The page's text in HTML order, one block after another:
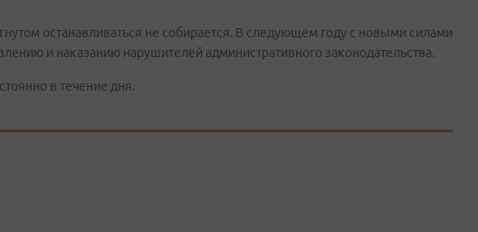
останавливаться не собирается. В следующем году с новыми силами
и наказанию нарушителей административного законодательства.
в течение дня.